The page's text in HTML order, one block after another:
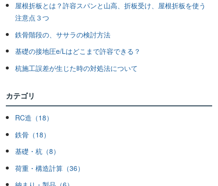
屋根折板とは？許容スパンと山高、折板受け、屋根折板を使う
注意点３つ
鉄骨階段の、ササラの検討方法
基礎の接地圧e/Lはどこまで許容できる？
杭施工誤差が生じた時の対処法について
カテゴリ
RC造（18）
鉄骨（18）
基礎・杭（8）
荷重・構造計算（36）